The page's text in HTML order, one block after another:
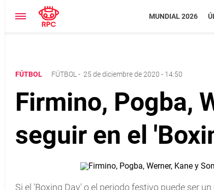
MUNDIAL 2026
FÚTBOL FÚTBOL - 25 de diciembre de 2020 - 14:50
Firmino, Pogba,
seguir en el
Si el 'Boxing Day' o el periodo festivo puede ser